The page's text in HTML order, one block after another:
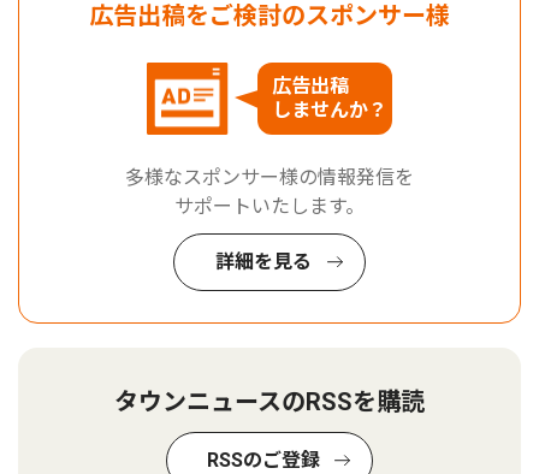
広告出稿をご検討のスポンサー様
広告出稿
しませんか？
多様なスポンサー様の情報発信を
サポートいたします。
詳細を見る
タウンニュースのRSSを購読
RSSのご登録